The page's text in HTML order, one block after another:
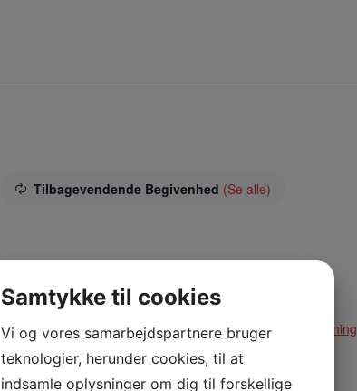
Tilbagevendende Begivenhed (Se alle)
STED
Multisalen
Nejrupvej 2, 7620
Lemvig
ARRANGØR
Klinkby Idrætsforening
Samtykke til cookies
Vi og vores samarbejdspartnere bruger
teknologier, herunder cookies, til at
indsamle oplysninger om dig til forskellige